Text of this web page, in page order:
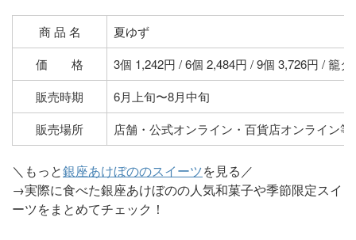
商 品 名
夏ゆず
価 格
3個 1,242円 / 6個 2,484円 / 9個 3,726円 / 籠
販売時期
6月上旬〜8月中旬
販売場所
店舗・公式オンライン・百貨店オンライン等
＼もっと銀座あけぼののスイーツを見る／
→実際に食べた銀座あけぼのの人気和菓子や季節限定スイ
ーツをまとめてチェック！